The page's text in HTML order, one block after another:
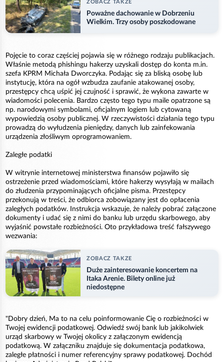
ZOBACZ TAKZE
Poważne dachowanie w Dobrzeniu
Wielkim. Trzy osoby poszkodowane
Pojęcie to coraz częściej pojawia się w różnego rodzaju publikacjach.
Właśnie metodą phishingu hakerzy uzyskali dostęp do konta m.in.
szefa KPRM Michała Dworczyka. Podając się za bliską osobę lub
instytucję, która na ogół wzbudza zaufanie atakowanej osoby,
przestępcy chcą uśpić jej czujność i sprawić, że wykona zawarte w
wiadomości polecenia. Bardzo często tego typu maile opatrzone są
np. narodowymi symbolami, oficjalnym logiem lub cytowaną
wypowiedzią osoby publicznej. W rzeczywistości działania tego typu
prowadzą do wyłudzenia pieniędzy, danych lub zainfekowania
urządzenia złośliwym oprogramowaniem.
Zaległe podatki
W witrynie internetowej ministerstwa finansów pojawiło się
ostrzeżenie przed wiadomościami, które hakerzy wysyłają w mailach
do złudzenia przypominających oficjalne pisma. Przestępcy
przekonują w treści, że odbiorca zobowiązany jest do opłacenia
zaległych podatków. Instrukcja wskazuje, że należy pobrać załączone
dokumenty i udać się z nimi do banku lub urzędu skarbowego, aby
wyjaśnić powstałe rozbieżności. Oto przykładowa treść fałszywego
wezwania:
ZOBACZ TAKZE
Duże zainteresowanie koncertem na
Itaka Arenie. Bilety online już
niedostępne
"Dobry dzień, Ma to na celu poinformowanie Cię o rozbieżności w
Twojej ewidencji podatkowej. Odwiedź swój bank lub jakikolwiek
urząd skarbowy w Twojej okolicy z załączonym ewidencją
podatkową. W załączniku znajduje się dokumentacja podatkowa,
zaległe płatności i numer referencyjny sprawy podatkowej. Dochód